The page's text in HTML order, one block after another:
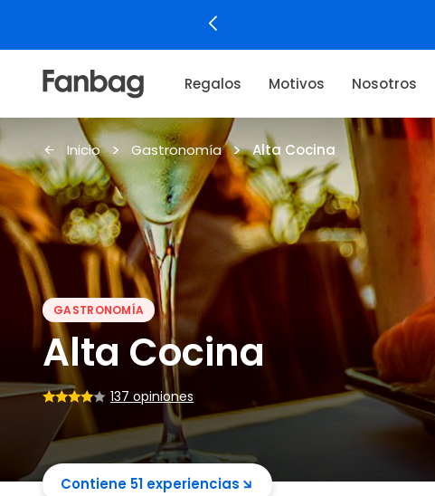
Regalos Motivos Nosotros
Inicio Gastronomía Alta Cocina
GASTRONOMÍA
Alta Cocina
137 opiniones
Contiene 51 experiencias